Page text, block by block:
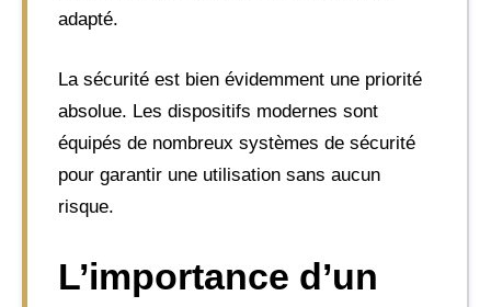
adapté.
La sécurité est bien évidemment une priorité
absolue. Les dispositifs modernes sont
équipés de nombreux systèmes de sécurité
pour garantir une utilisation sans aucun
risque.
L’importance d’un